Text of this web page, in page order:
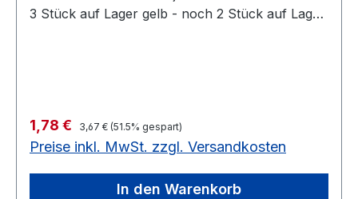
3 Stück auf Lager gelb - noch 2 Stück auf Lager
Verkaufspreis:
1,78 € Regulärer Preis:
3,67 € (51.5% gespart)
Preise inkl. MwSt. zzgl. Versandkosten
In den Warenkorb